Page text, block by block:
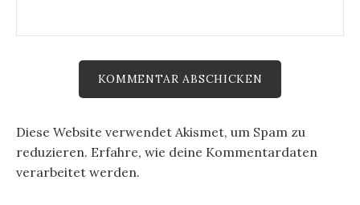
Diese Website verwendet Akismet, um Spam zu
reduzieren. Erfahre, wie deine Kommentardaten
verarbeitet werden.